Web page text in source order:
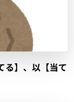
る】、以【当て